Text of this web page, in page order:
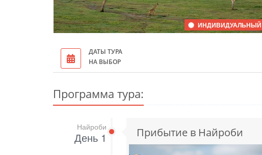
ИНДИВИДУАЛЬНЫЙ
ДАТЫ ТУРА
НА ВЫБОР
Программа тура:
Найроби
День 1 Прибытие в Найроби